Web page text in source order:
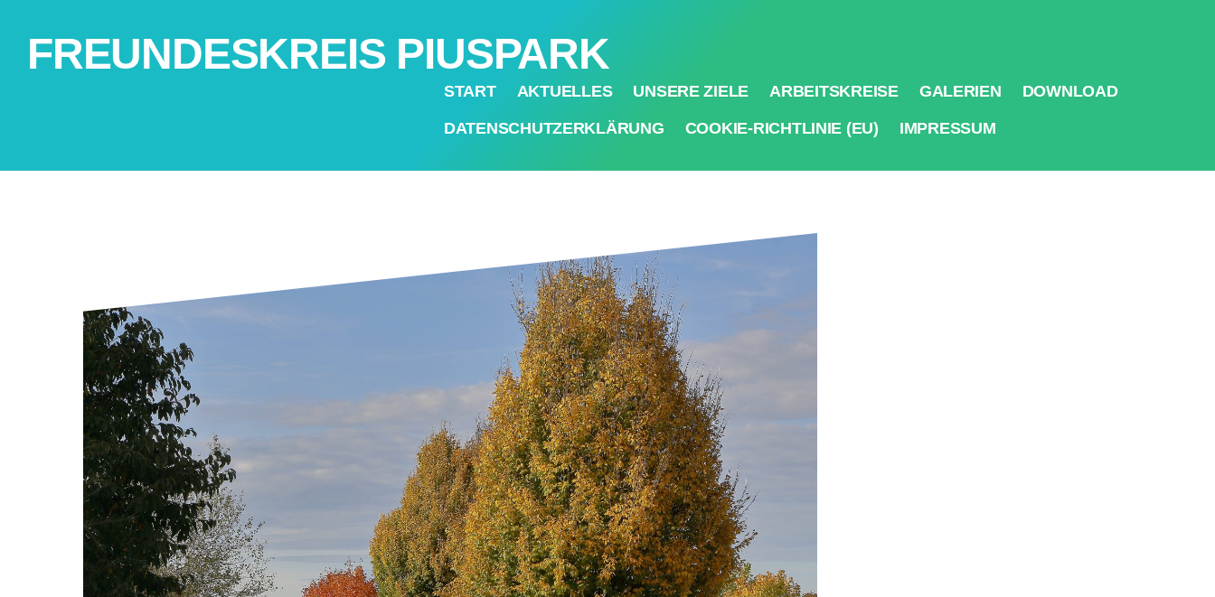
FREUNDESKREIS PIUSPARK
START AKTUELLES UNSERE ZIELE ARBEITSKREISE GALERIEN DOWNLOAD
DATENSCHUTZERKLÄRUNG COOKIE-RICHTLINIE (EU) IMPRESSUM